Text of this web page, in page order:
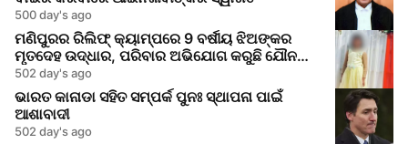
500 day's ago
ମଣିପୁରର ରିଲିଫ୍ କ୍ୟାମ୍ପରେ 9 ବର୍ଷୀୟ ଝିଅଙ୍କର
ମୃତଦେହ ଉଦ୍ଧାର, ପରିବାର ଅଭିଯୋଗ କରୁଛି ଯୌନ
ଆକ୍ରମଣର
502 day's ago
ଭାରତ କାନାଡା ସହିତ ସମ୍ପର୍କ ପୁନଃ ସ୍ଥାପନା ପାଇଁ
ଆଶାବାଦୀ
502 day's ago